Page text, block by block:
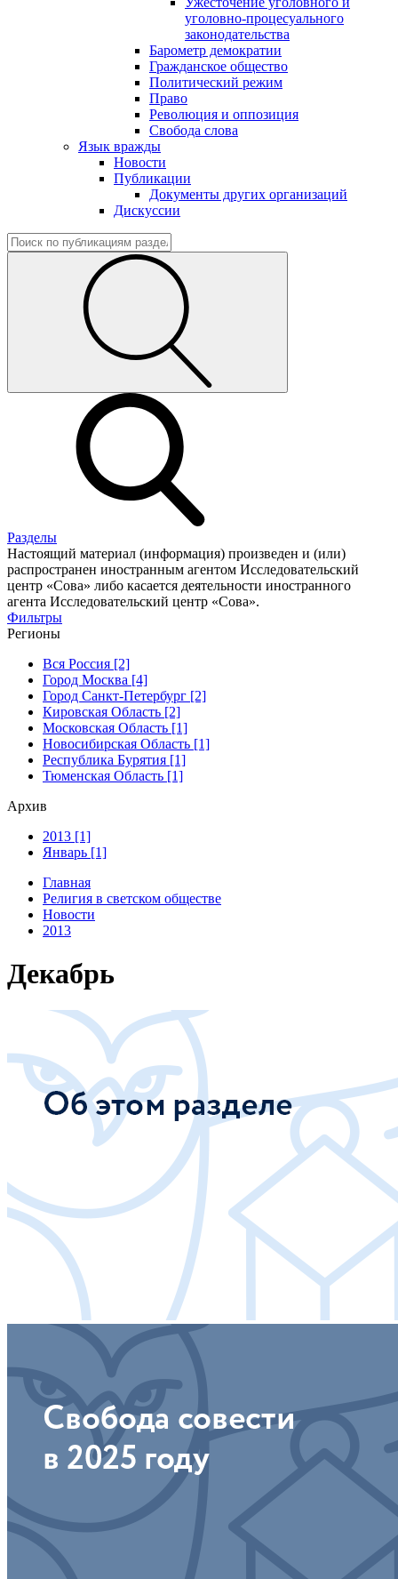
уголовно-процесуального
законодательства
Барометр демократии
Гражданское общество
Политический режим
Право
Революция и оппозиция
Свобода слова
Язык вражды
Новости
Публикации
Документы других организаций
Дискуссии
Разделы
Настоящий материал (информация) произведен и (или)
распространен иностранным агентом Исследовательский
центр «Сова» либо касается деятельности иностранного
агента Исследовательский центр «Сова».
Фильтры
Регионы
Вся Россия [2]
Город Москва [4]
Город Санкт-Петербург [2]
Кировская Область [2]
Московская Область [1]
Новосибирская Область [1]
Республика Бурятия [1]
Тюменская Область [1]
Архив
2013 [1]
Январь [1]
Главная
Религия в светском обществе
Новости
2013
Декабрь